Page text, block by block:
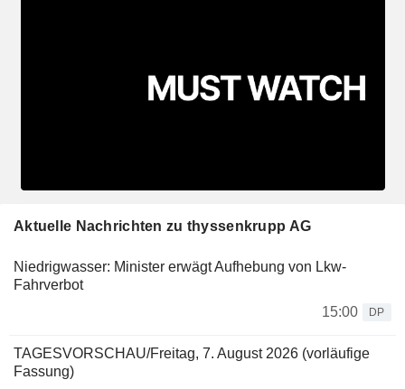
Aktuelle Nachrichten zu thyssenkrupp AG
Niedrigwasser: Minister erwägt Aufhebung von Lkw-
Fahrverbot
15:00
DP
TAGESVORSCHAU/Freitag, 7. August 2026 (vorläufige
Fassung)